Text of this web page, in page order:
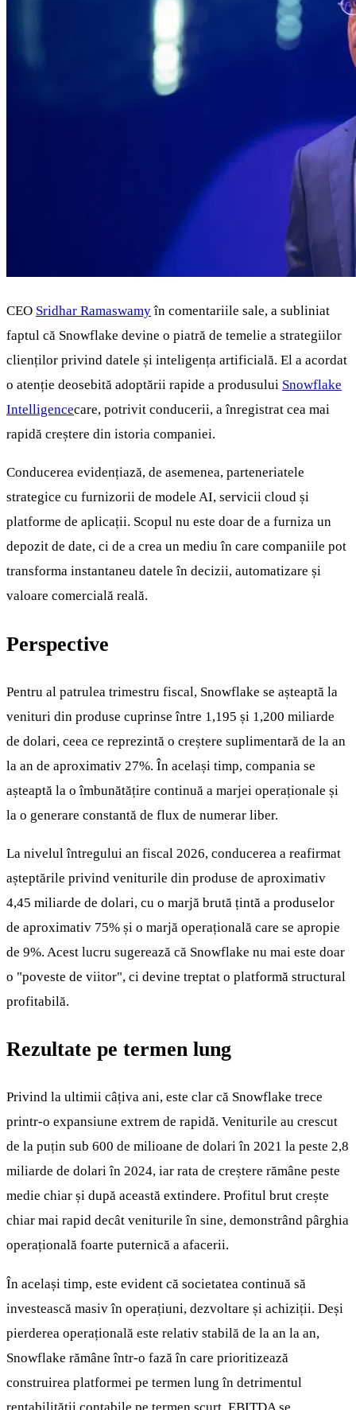
CEO Sridhar Ramaswamyîn comentariile sale, a subliniat
faptul că Snowflake devine o piatră de temelie a strategiilor
clienților privind datele și inteligența artificială. El a acordat
o atenție deosebită adoptării rapide a produsului Snowflake
Intelligencecare, potrivit conducerii, a înregistrat cea mai
rapidă creștere din istoria companiei.
Conducerea evidențiază, de asemenea, parteneriatele
strategice cu furnizorii de modele AI, servicii cloud și
platforme de aplicații. Scopul nu este doar de a furniza un
depozit de date, ci de a crea un mediu în care companiile pot
transforma instantaneu datele în decizii, automatizare și
valoare comercială reală.
Perspective
Pentru al patrulea trimestru fiscal, Snowflake se așteaptă la
venituri din produse cuprinse între 1,195 și 1,200 miliarde
de dolari, ceea ce reprezintă o creștere suplimentară de la an
la an de aproximativ 27%. În același timp, compania se
așteaptă la o îmbunătățire continuă a marjei operaționale și
la o generare constantă de flux de numerar liber.
La nivelul întregului an fiscal 2026, conducerea a reafirmat
așteptările privind veniturile din produse de aproximativ
4,45 miliarde de dolari, cu o marjă brută țintă a produselor
de aproximativ 75% și o marjă operațională care se apropie
de 9%. Acest lucru sugerează că Snowflake nu mai este doar
o "poveste de viitor", ci devine treptat o platformă structural
profitabilă.
Rezultate pe termen lung
Privind la ultimii câțiva ani, este clar că Snowflake trece
printr-o expansiune extrem de rapidă. Veniturile au crescut
de la puțin sub 600 de milioane de dolari în 2021 la peste 2,8
miliarde de dolari în 2024, iar rata de creștere rămâne peste
medie chiar și după această extindere. Profitul brut crește
chiar mai rapid decât veniturile în sine, demonstrând pârghia
operațională foarte puternică a afacerii.
În același timp, este evident că societatea continuă să
investească masiv în operațiuni, dezvoltare și achiziții. Deși
pierderea operațională este relativ stabilă de la an la an,
Snowflake rămâne într-o fază în care prioritizează
construirea platformei pe termen lung în detrimentul
rentabilității contabile pe termen scurt. EBITDA se